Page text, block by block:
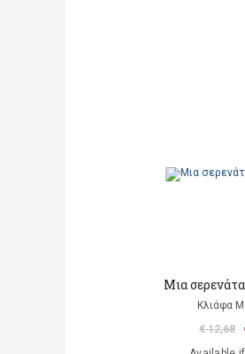
Μια
Κλιάφα
€ 12,68